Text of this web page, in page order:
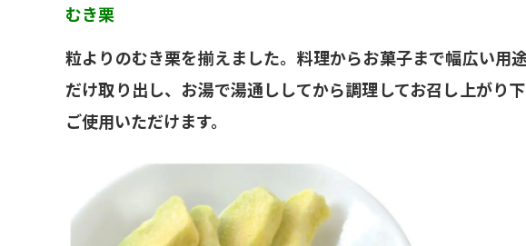
むき栗
粒よりのむき栗を揃えました。料理からお菓子まで幅広い用
だけ取り出し、お湯で湯通ししてから調理してお召し上がり
ご使用いただけます。